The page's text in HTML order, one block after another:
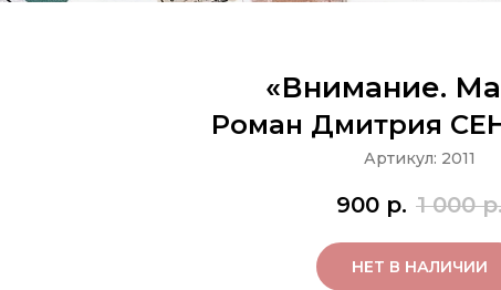
«Внимание.
Роман Дмитрия
Артикул: 2011
900 р. 1 000 р.
НЕТ В НАЛИЧИИ